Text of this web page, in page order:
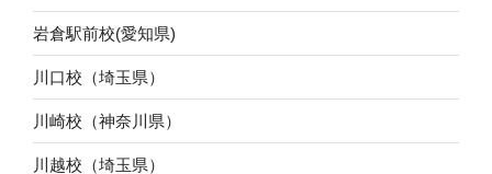
岩倉駅前校(愛知県)
川口校（埼玉県）
川崎校（神奈川県）
川越校（埼玉県）